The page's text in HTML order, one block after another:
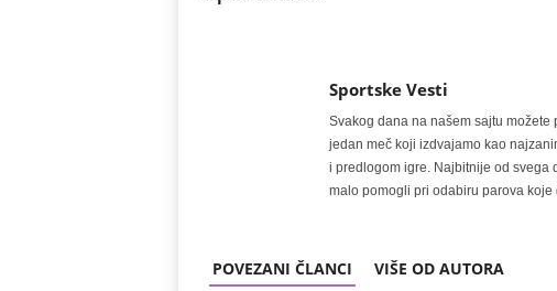
Sportske Vesti
Svakog dana na našem sajtu možete
jedan meč koji izdvajamo kao
i predlogom igre. Najbitnije od svega
malo pomogli pri odabiru parova koje
POVEZANI ČLANCI VIŠE OD AUTORA